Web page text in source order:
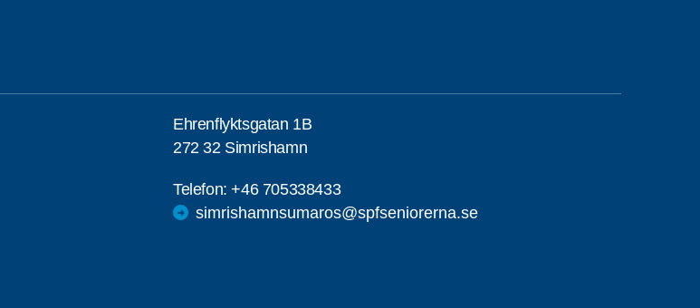
Ehrenflyktsgatan 1B
272 32 Simrishamn
Telefon:+46 705338433
simrishamnsumaros@spfseniorerna.se